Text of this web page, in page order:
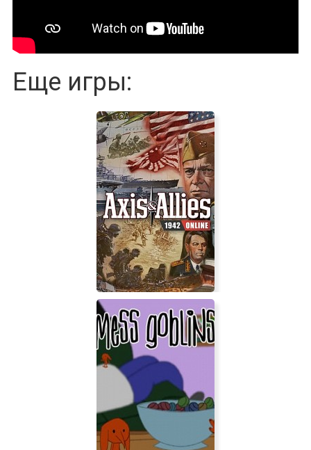
Еще игры:
Axis and Allies 1942 Online